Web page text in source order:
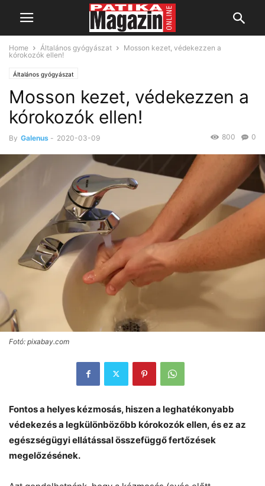
Home Általános gyógyászat
Mosson kezet, védekezzen a
kórokozók ellen!
Általános gyógyászat
Mosson kezet, védekezzen a
kórokozók ellen!
By Galenus - 2020-03-09 0
800
Fotó: pixabay.com
Fontos a helyes kézmosás, hiszen a leghatékonyabb
védekezés a legkülönbözőbb kórokozók ellen, és ez az
egészségügyi ellátással összefüggő fertőzések
megelőzésének.